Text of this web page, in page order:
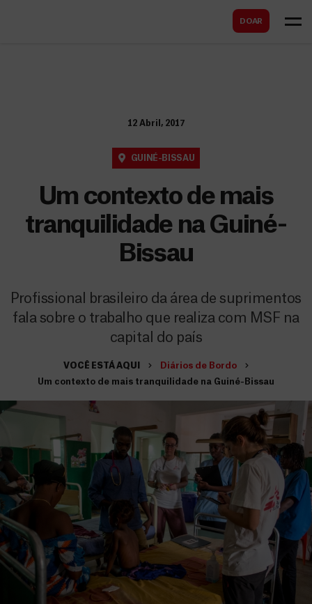
DOAR
12 Abril, 2017
GUINÉ-BISSAU
Um contexto de mais
tranquilidade na Guiné-
Bissau
Profissional brasileiro da área de suprimentos
fala sobre o trabalho que realiza com MSF na
capital do país
VOCÊ ESTÁ AQUI
Diários de Bordo
Um contexto de mais tranquilidade na Guiné-Bissau